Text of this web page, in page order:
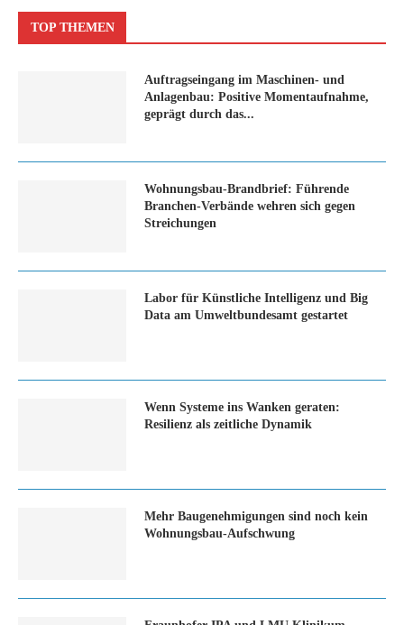
TOP THEMEN
Auftragseingang im Maschinen- und
Anlagenbau: Positive Momentaufnahme,
geprägt durch das...
Wohnungsbau-Brandbrief: Führende
Branchen-Verbände wehren sich gegen
Streichungen
Labor für Künstliche Intelligenz und Big
Data am Umweltbundesamt gestartet
Wenn Systeme ins Wanken geraten:
Resilienz als zeitliche Dynamik
Mehr Baugenehmigungen sind noch kein
Wohnungsbau-Aufschwung